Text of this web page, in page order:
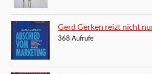
Gerd Gerken reizt nicht
368 Aufrufe